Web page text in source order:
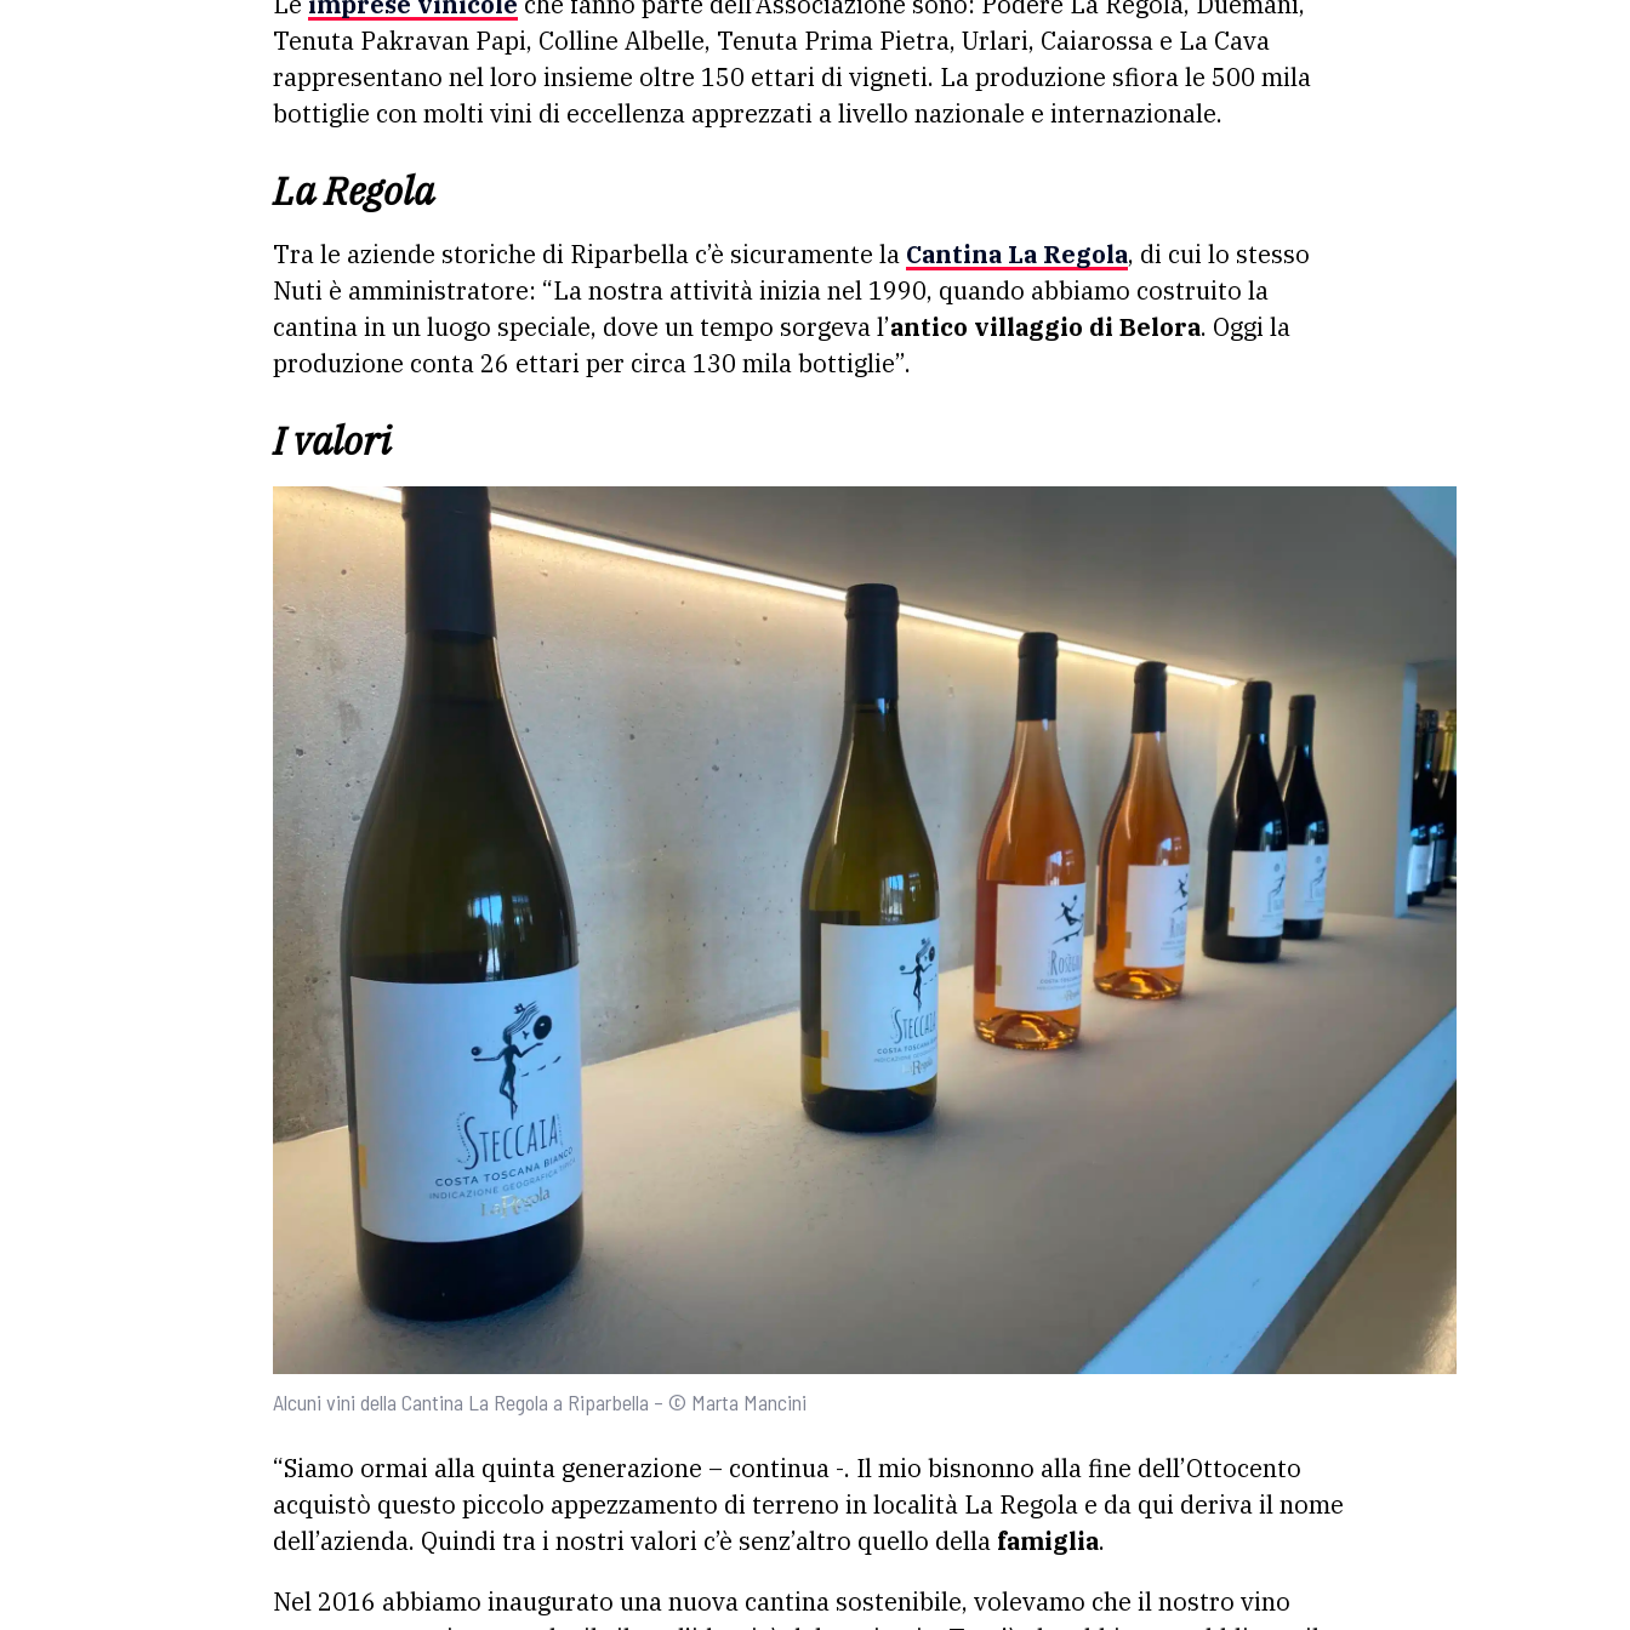
Tenuta Pakravan Papi, Colline Albelle, Tenuta Prima Pietra, Urlari, Caiarossa e La Cava
rappresentano nel loro insieme oltre 150 ettari di vigneti. La produzione sfiora le 500 mila
bottiglie con molti vini di eccellenza apprezzati a livello nazionale e internazionale.
La Regola
Tra le aziende storiche di Riparbella c’è sicuramente la Cantina La Regola, di cui lo stesso
Nuti è amministratore: “La nostra attività inizia nel 1990, quando abbiamo costruito la
cantina in un luogo speciale, dove un tempo sorgeva l’antico villaggio di Belora. Oggi la
produzione conta 26 ettari per circa 130 mila bottiglie”.
I valori
Alcuni vini della Cantina La Regola a Riparbella – © Marta Mancini
“Siamo ormai alla quinta generazione – continua -. Il mio bisnonno alla fine dell’Ottocento
acquistò questo piccolo appezzamento di terreno in località La Regola e da qui deriva il nome
dell’azienda. Quindi tra i nostri valori c’è senz’altro quello della famiglia.
Nel 2016 abbiamo inaugurato una nuova cantina sostenibile, volevamo che il nostro vino